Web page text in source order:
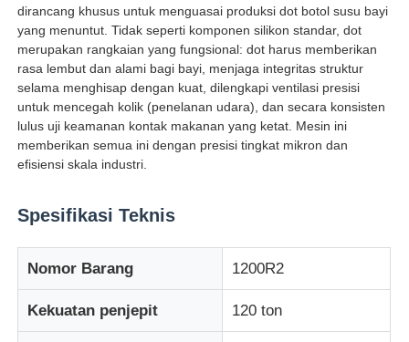
Rumah
Produk
dirancang khusus untuk menguasai produksi dot botol susu bayi
yang menuntut. Tidak seperti komponen silikon standar, dot
merupakan rangkaian yang fungsional: dot harus memberikan
rasa lembut dan alami bagi bayi, menjaga integritas struktur
selama menghisap dengan kuat, dilengkapi ventilasi presisi
untuk mencegah kolik (penelanan udara), dan secara konsisten
lulus uji keamanan kontak makanan yang ketat. Mesin ini
memberikan semua ini dengan presisi tingkat mikron dan
efisiensi skala industri.
Spesifikasi Teknis
Nomor Barang 1200R2
Kekuatan penjepit 120 ton